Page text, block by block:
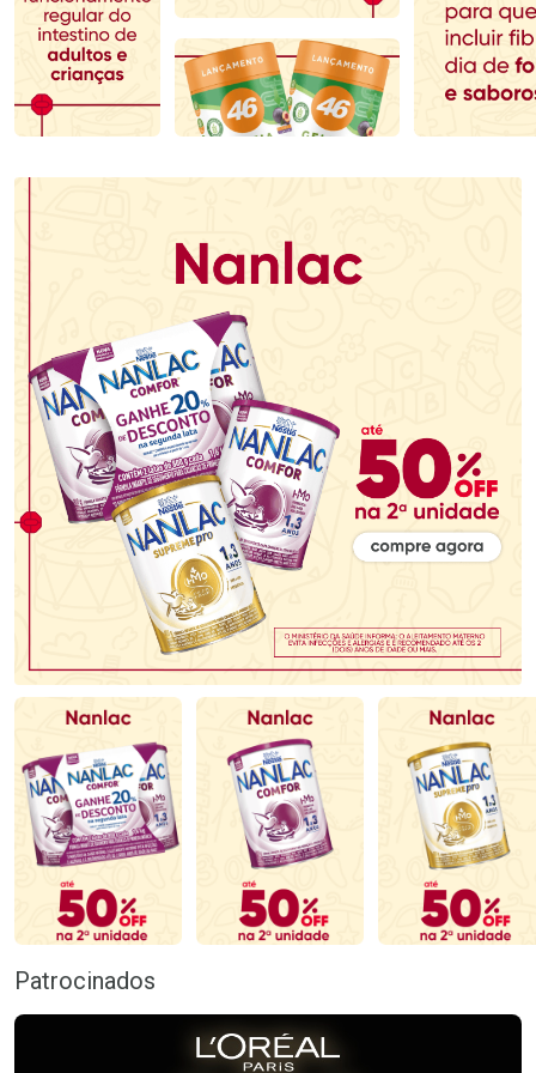
Comprar sem Desconto
Por R$ 79,19/cada
Comprar sem Desconto
Por R$ 79,19/cada
Comprar sem Desconto
Por R$ 136,99/cada
Comprar sem Desconto
Por R$ 136,99/cada
Patrocinados